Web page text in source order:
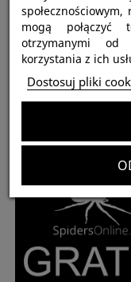
Najważniejsze
Dostępnych:
Klienci, którzy
mogą
otrzymanymi od
korzystania z ich
Dostosuj pliki